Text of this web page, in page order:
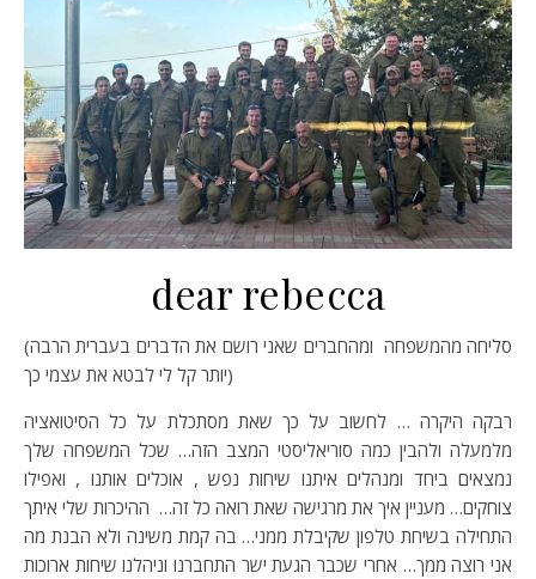
dear rebecca
(סליחה מהמשפחה ומהחברים שאני רושם את הדברים בעברית הרבה
יותר קל לי לבטא את עצמי כך)
רבקה היקרה … לחשוב על כך שאת מסתכלת על כל הסיטואציה
מלמעלה ולהבין כמה סוריאליסטי המצב הזה… שכל המשפחה שלך
נמצאים ביחד ומנהלים איתנו שיחות נפש , אוכלים אותנו , ואפילו
צוחקים… מעניין איך את מרגישה שאת רואה כל זה… ההיכרות שלי איתך
התחילה בשיחת טלפון שקיבלת ממני… בה קמת משינה ולא הבנת מה
אני רוצה ממך… אחרי שכבר הגעת ישר התחברנו וניהלנו שיחות ארוכות